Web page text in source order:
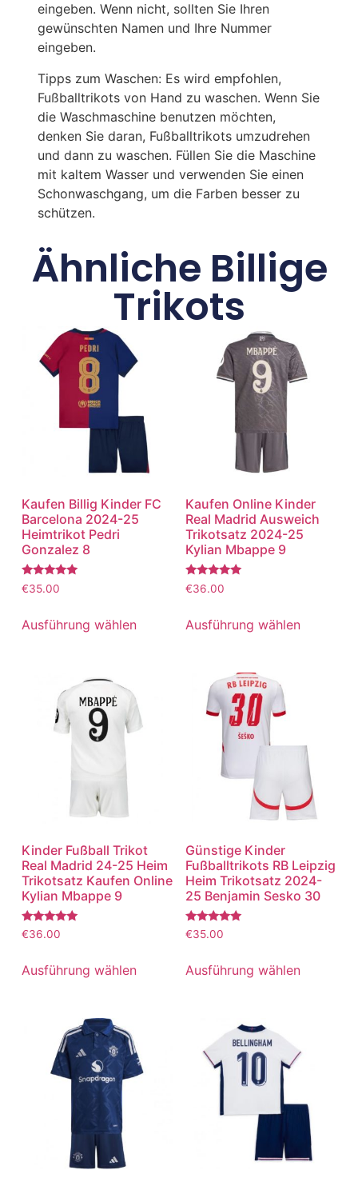
eingeben. Wenn nicht, sollten Sie Ihren
gewünschten Namen und Ihre Nummer
eingeben.
Tipps zum Waschen: Es wird empfohlen,
Fußballtrikots von Hand zu waschen. Wenn Sie
die Waschmaschine benutzen möchten,
denken Sie daran, Fußballtrikots umzudrehen
und dann zu waschen. Füllen Sie die Maschine
mit kaltem Wasser und verwenden Sie einen
Schonwaschgang, um die Farben besser zu
schützen.
Ähnliche Billige
Trikots
Kaufen Billig Kinder FC
Barcelona 2024-25
Heimtrikot Pedri
Gonzalez 8
Bewertet
mit
von 5
€35.00
Ausführung wählen
Kaufen Online Kinder
Real Madrid Ausweich
Trikotsatz 2024-25
Kylian Mbappe 9
Bewertet
mit
von 5
€36.00
Ausführung wählen
Kinder Fußball Trikot
Real Madrid 24-25 Heim
Trikotsatz Kaufen Online
Kylian Mbappe 9
Bewertet
mit
von 5
€36.00
Ausführung wählen
Günstige Kinder
Fußballtrikots RB Leipzig
Heim Trikotsatz 2024-
25 Benjamin Sesko 30
Bewertet
mit
von 5
€35.00
Ausführung wählen